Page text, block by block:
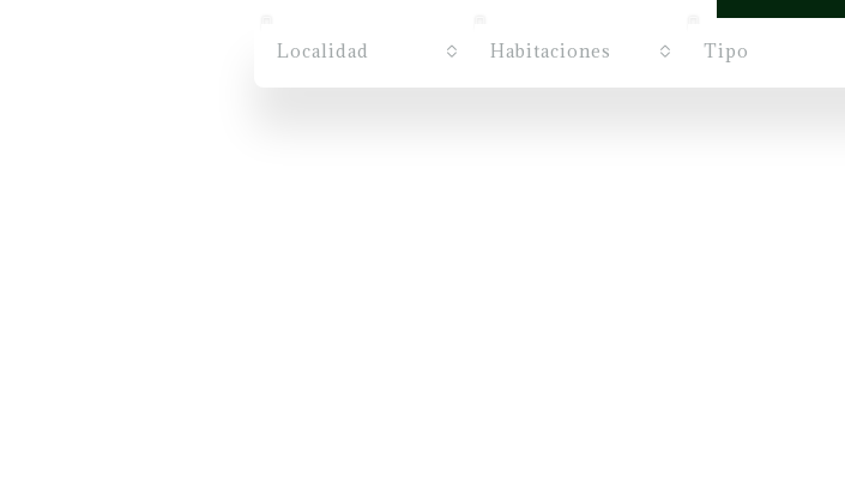
Localidad Habitaciones Tipo